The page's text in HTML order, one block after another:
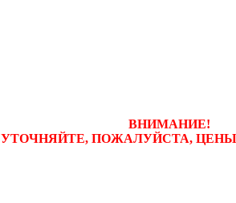
ВНИМАНИЕ!
УТОЧНЯЙТЕ, ПОЖАЛУЙСТА, ЦЕНЫ